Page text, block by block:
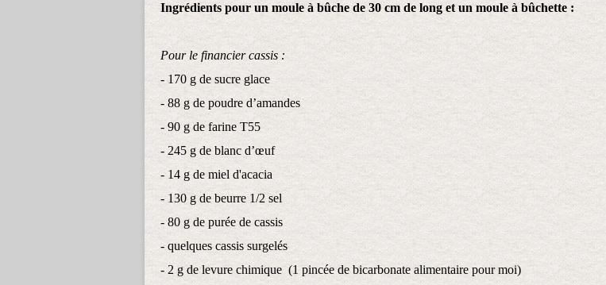
Ingrédients pour un moule à bûche de 30 cm de long et un moule à bûchette :
Pour le financier cassis :
- 170 g de sucre glace
- 88 g de poudre d’amandes
- 90 g de farine T55
- 245 g de blanc d’œuf
- 14 g de miel d'acacia
- 130 g de beurre 1/2 sel
- 80 g de purée de cassis
- quelques cassis surgelés
- 2 g de levure chimique (1 pincée de bicarbonate alimentaire pour moi)